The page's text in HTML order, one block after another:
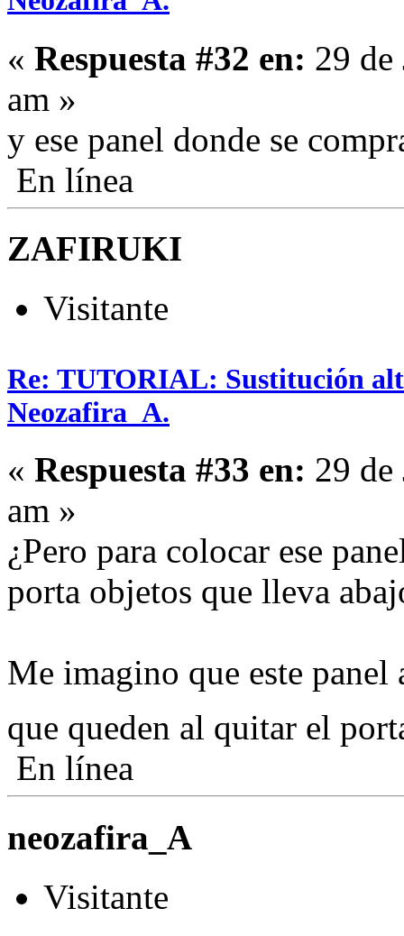
« Respuesta #32 en: 29
am »
y ese panel donde se
En línea
ZAFIRUKI
Visitante
Re: TUTORIAL: Sustitución
Neozafira_A.
« Respuesta #33 en: 29
am »
¿Pero para colocar ese
porta objetos que lleva
Me imagino que este panel
que queden al quitar el
En línea
neozafira_A
Visitante